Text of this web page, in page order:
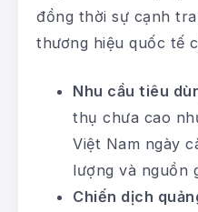
đồng thời sự cạnh
thương hiệu quốc tế
Nhu cầu tiêu
thụ chưa cao
Việt Nam ngày
lượng và nguồn
Chiến dịch